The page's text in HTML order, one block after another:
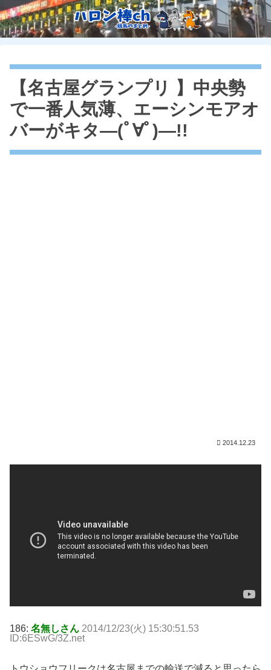
【名古屋グランプリ 】中央勢
で一番人気薄、エーシンモアオ
バーがキタ―(ﾟ∀ﾟ)―!!
2014.12.23
186: 名無しさん 2014/12/23(火) 15:30:51.53
ID:6ESwG/3Z.net